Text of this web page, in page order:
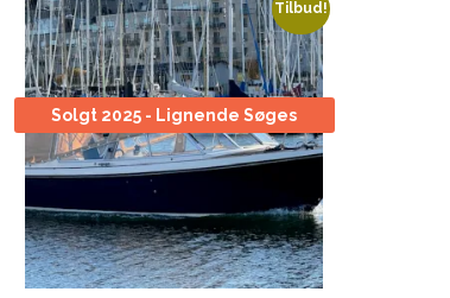
Tilbud!
Solgt 2025 - Lignende Søges